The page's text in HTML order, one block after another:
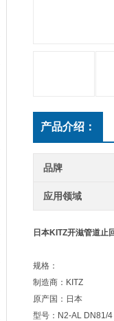
产品介绍：
品牌
应用领域
日本KITZ开滋管道止
规格：
制造商：KITZ
原产国：日本
型号：N2-AL DN81/4